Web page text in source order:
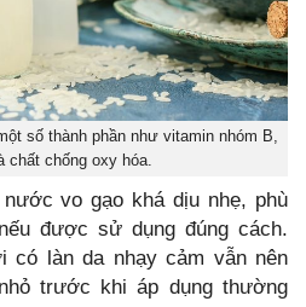
số thành phần như vitamin nhóm B,
chất chống oxy hóa.
vo gạo khá dịu nhẹ, phù
được sử dụng đúng cách.
có làn da nhạy cảm vẫn nên
trước khi áp dụng thường